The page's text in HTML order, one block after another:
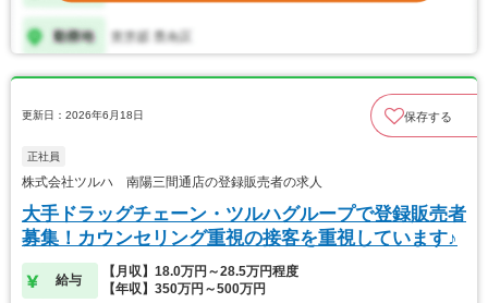
更新日：2026年6月18日 保存する
正社員
株式会社ツルハ 南陽三間通店の登録販売者の求人
大手ドラッグチェーン・ツルハグループで登録販売者
募集！カウンセリング重視の接客を重視しています♪
給与
【月収】18.0万円～28.5万円程度
【年収】350万円～500万円